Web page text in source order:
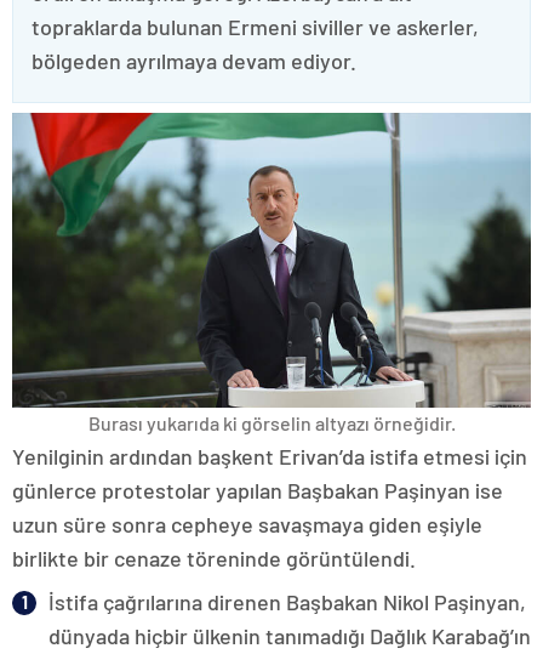
topraklarda bulunan Ermeni siviller ve askerler,
bölgeden ayrılmaya devam ediyor.
Burası yukarıda ki görselin altyazı örneğidir.
Yenilginin ardından başkent Erivan’da istifa etmesi için
günlerce protestolar yapılan Başbakan Paşinyan ise
uzun süre sonra cepheye savaşmaya giden eşiyle
birlikte bir cenaze töreninde görüntülendi.
İstifa çağrılarına direnen Başbakan Nikol Paşinyan,
dünyada hiçbir ülkenin tanımadığı Dağlık Karabağ’ın